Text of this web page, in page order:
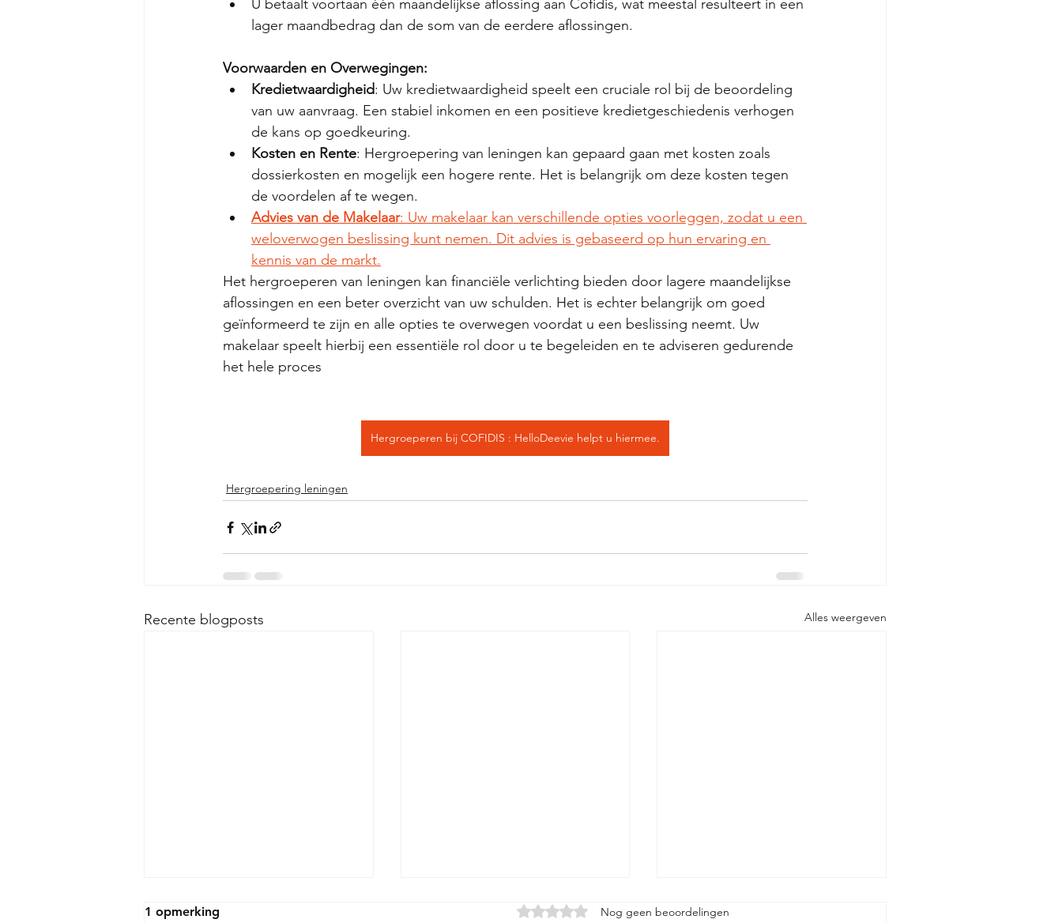
U betaalt voortaan één maandelijkse aflossing aan Cofidis, wat meestal resulteert in een
lager maandbedrag dan de som van de eerdere aflossingen.
Voorwaarden en Overwegingen:
Kredietwaardigheid: Uw kredietwaardigheid speelt een cruciale rol bij de beoordeling
van uw aanvraag. Een stabiel inkomen en een positieve kredietgeschiedenis verhogen
de kans op goedkeuring.
Kosten en Rente: Hergroepering van leningen kan gepaard gaan met kosten zoals
dossierkosten en mogelijk een hogere rente. Het is belangrijk om deze kosten tegen
de voordelen af te wegen.
Advies van de Makelaar: Uw makelaar kan verschillende opties voorleggen, zodat u een
weloverwogen beslissing kunt nemen. Dit advies is gebaseerd op hun ervaring en
kennis van de markt.
Het hergroeperen van leningen kan financiële verlichting bieden door lagere maandelijkse
aflossingen en een beter overzicht van uw schulden. Het is echter belangrijk om goed
geïnformeerd te zijn en alle opties te overwegen voordat u een beslissing neemt. Uw
makelaar speelt hierbij een essentiële rol door u te begeleiden en te adviseren gedurende
het hele proces
Hergroeperen bij COFIDIS : HelloDeevie helpt u hiermee.
Hergroepering leningen
Recente blogposts Alles weergeven
1 opmerking Beoordeeld met 0 uit 5 sterren.
Nog geen beoordelingen